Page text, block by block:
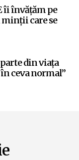
îi învățăm pe
minții care se
din viața
ceva normal”